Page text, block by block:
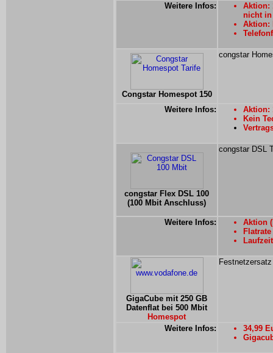
Weitere Infos:
Aktion:
nicht in
Aktion:
Congstar Homespot 150
congstar
Weitere Infos:
Aktion:
Kein
congstar Flex DSL 100
(100 Mbit Anschluss)
congstar DSL
Weitere Infos:
Aktion
GigaCube mit 250 GB
Datenflat bei 500 Mbit
Homespot
Weitere Infos:
34,99